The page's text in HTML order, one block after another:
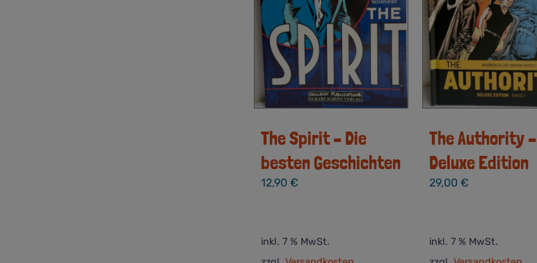
The Spirit – Die
besten Geschichten
12,90 €
inkl. 7 % MwSt.
The Authority –
Deluxe Edition
29,00 €
inkl. 7 % MwSt.